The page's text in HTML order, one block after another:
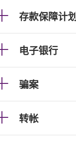
存款保障计划
电子银行
骗案
转帐